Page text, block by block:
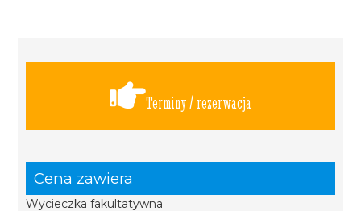
Terminy / rezerwacja
Cena zawiera
Wycieczka fakultatywna